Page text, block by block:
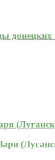
донецких